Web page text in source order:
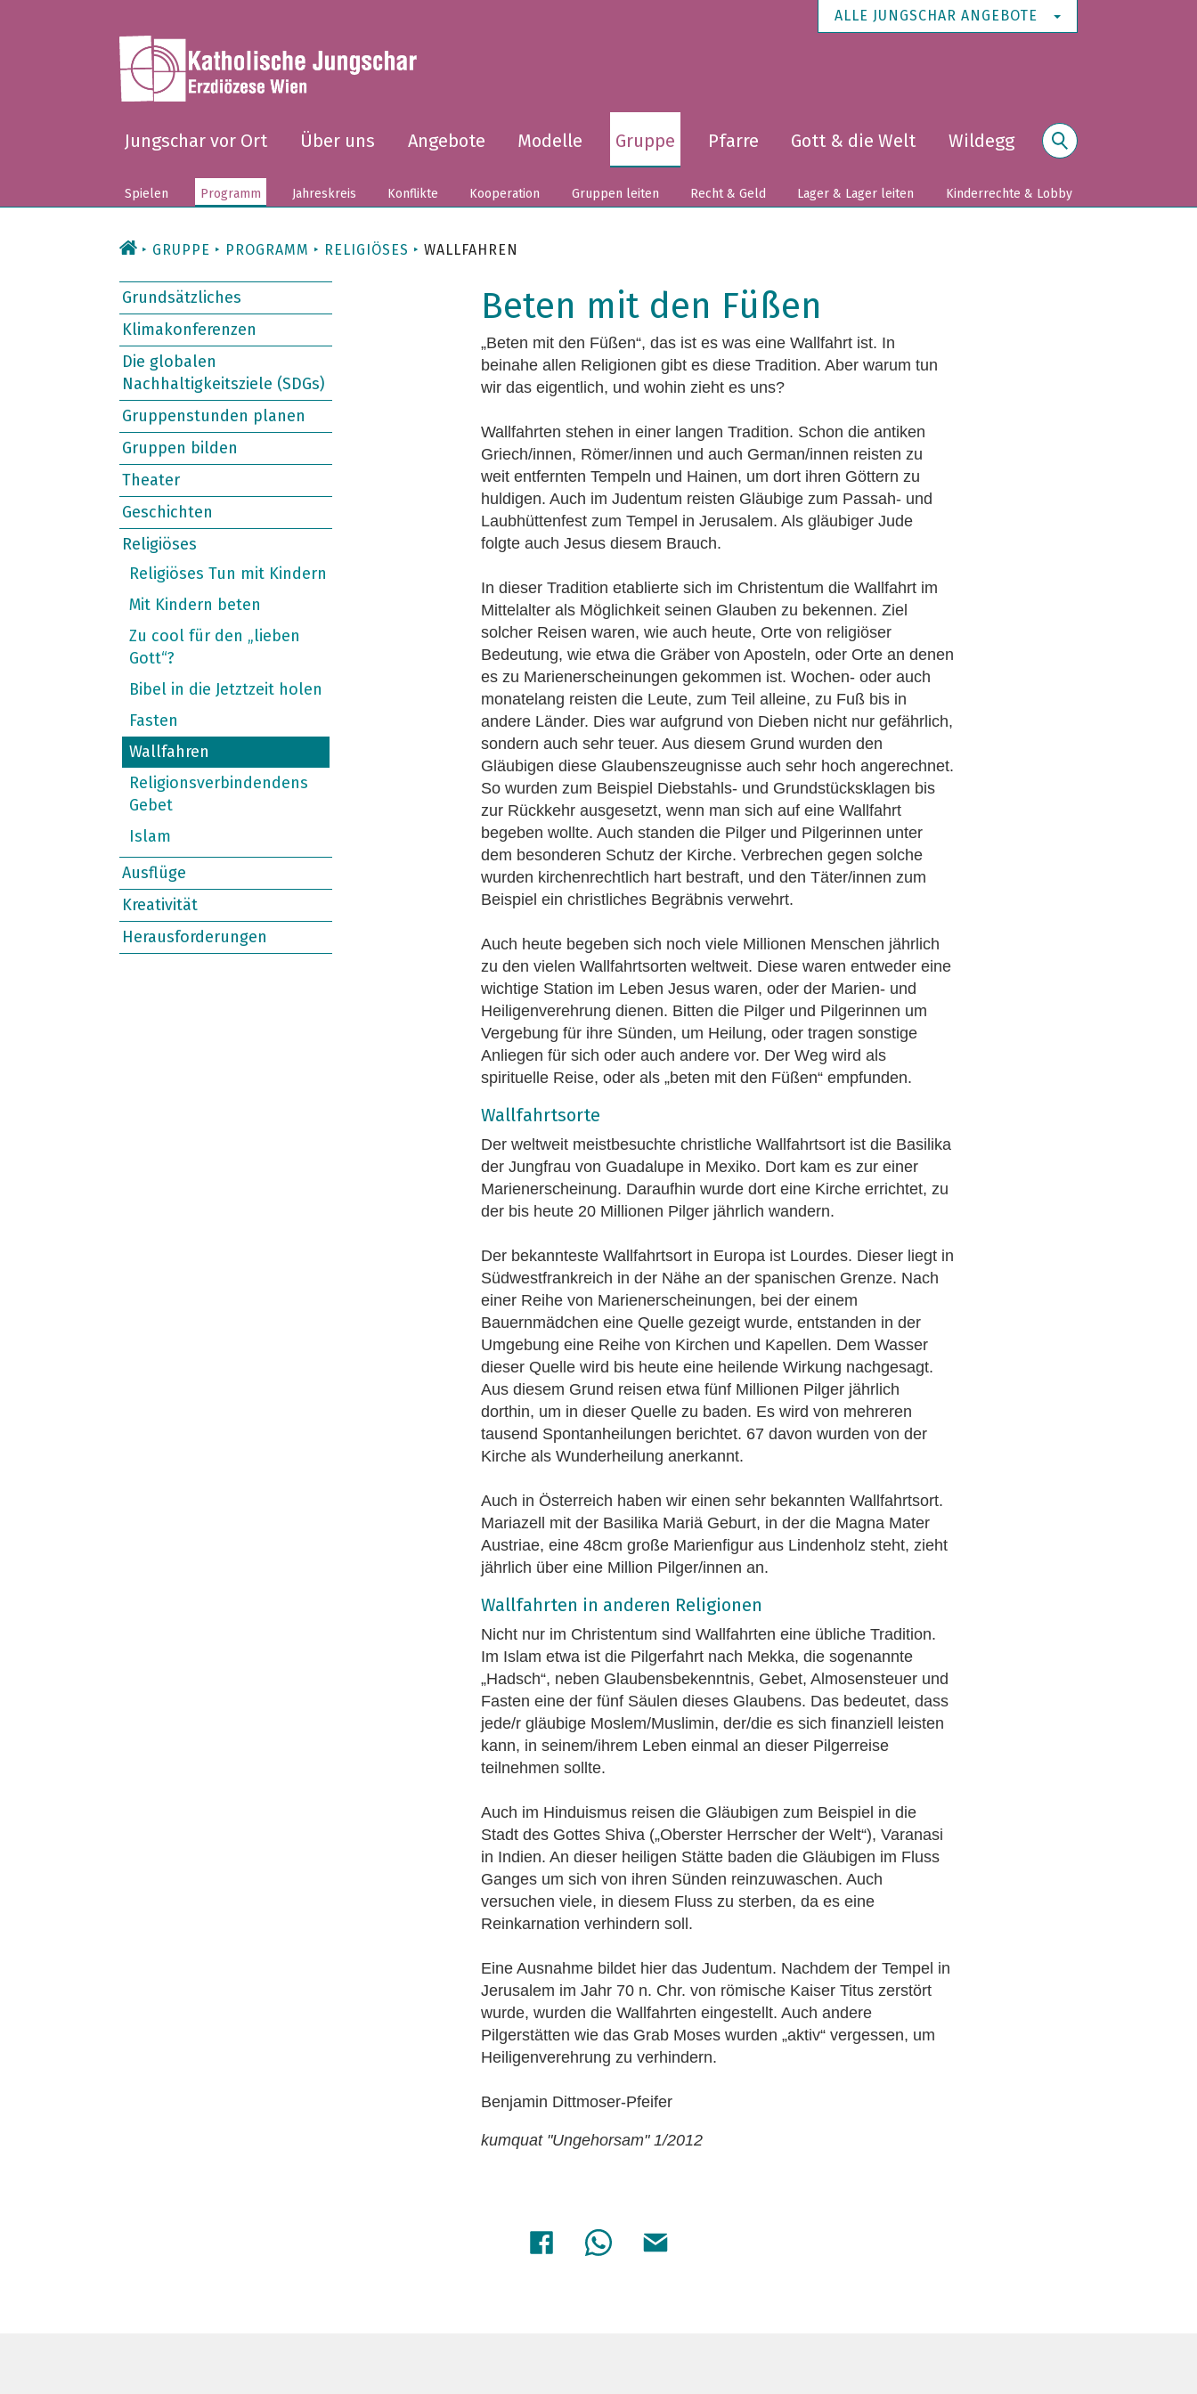
ALLE JUNGSCHAR ANGEBOTE
Jungschar vor Ort Über uns Angebote Modelle Gruppe Pfarre Gott & die Welt Wildegg
Spielen Programm Jahreskreis Konflikte Kooperation Gruppen leiten Recht & Geld Lager & Lager leiten Kinderrechte & Lobby
GRUPPE PROGRAMM RELIGIÖSES WALLFAHREN
Grundsätzliches
Klimakonferenzen
Die globalen
Nachhaltigkeitsziele (SDGs)
Gruppenstunden planen
Gruppen bilden
Theater
Geschichten
Religiöses
Religiöses Tun mit Kindern
Mit Kindern beten
Zu cool für den „lieben
Gott“?
Bibel in die Jetztzeit holen
Fasten
Wallfahren
Religionsverbindendens
Gebet
Islam
Ausflüge
Kreativität
Herausforderungen
Beten mit den Füßen
„Beten mit den Füßen“, das ist es was eine Wallfahrt ist. In
beinahe allen Religionen gibt es diese Tradition. Aber warum tun
wir das eigentlich, und wohin zieht es uns?
Wallfahrten stehen in einer langen Tradition. Schon die antiken
Griech/innen, Römer/innen und auch German/innen reisten zu
weit entfernten Tempeln und Hainen, um dort ihren Göttern zu
huldigen. Auch im Judentum reisten Gläubige zum Passah- und
Laubhüttenfest zum Tempel in Jerusalem. Als gläubiger Jude
folgte auch Jesus diesem Brauch.
In dieser Tradition etablierte sich im Christentum die Wallfahrt im
Mittelalter als Möglichkeit seinen Glauben zu bekennen. Ziel
solcher Reisen waren, wie auch heute, Orte von religiöser
Bedeutung, wie etwa die Gräber von Aposteln, oder Orte an denen
es zu Marienerscheinungen gekommen ist. Wochen- oder auch
monatelang reisten die Leute, zum Teil alleine, zu Fuß bis in
andere Länder. Dies war aufgrund von Dieben nicht nur gefährlich,
sondern auch sehr teuer. Aus diesem Grund wurden den
Gläubigen diese Glaubenszeugnisse auch sehr hoch angerechnet.
So wurden zum Beispiel Diebstahls- und Grundstücksklagen bis
zur Rückkehr ausgesetzt, wenn man sich auf eine Wallfahrt
begeben wollte. Auch standen die Pilger und Pilgerinnen unter
dem besonderen Schutz der Kirche. Verbrechen gegen solche
wurden kirchenrechtlich hart bestraft, und den Täter/innen zum
Beispiel ein christliches Begräbnis verwehrt.
Auch heute begeben sich noch viele Millionen Menschen jährlich
zu den vielen Wallfahrtsorten weltweit. Diese waren entweder eine
wichtige Station im Leben Jesus waren, oder der Marien- und
Heiligenverehrung dienen. Bitten die Pilger und Pilgerinnen um
Vergebung für ihre Sünden, um Heilung, oder tragen sonstige
Anliegen für sich oder auch andere vor. Der Weg wird als
spirituelle Reise, oder als „beten mit den Füßen“ empfunden.
Wallfahrtsorte
Der weltweit meistbesuchte christliche Wallfahrtsort ist die Basilika
der Jungfrau von Guadalupe in Mexiko. Dort kam es zur einer
Marienerscheinung. Daraufhin wurde dort eine Kirche errichtet, zu
der bis heute 20 Millionen Pilger jährlich wandern.
Der bekannteste Wallfahrtsort in Europa ist Lourdes. Dieser liegt in
Südwestfrankreich in der Nähe an der spanischen Grenze. Nach
einer Reihe von Marienerscheinungen, bei der einem
Bauernmädchen eine Quelle gezeigt wurde, entstanden in der
Umgebung eine Reihe von Kirchen und Kapellen. Dem Wasser
dieser Quelle wird bis heute eine heilende Wirkung nachgesagt.
Aus diesem Grund reisen etwa fünf Millionen Pilger jährlich
dorthin, um in dieser Quelle zu baden. Es wird von mehreren
tausend Spontanheilungen berichtet. 67 davon wurden von der
Kirche als Wunderheilung anerkannt.
Auch in Österreich haben wir einen sehr bekannten Wallfahrtsort.
Mariazell mit der Basilika Mariä Geburt, in der die Magna Mater
Austriae, eine 48cm große Marienfigur aus Lindenholz steht, zieht
jährlich über eine Million Pilger/innen an.
Wallfahrten in anderen Religionen
Nicht nur im Christentum sind Wallfahrten eine übliche Tradition.
Im Islam etwa ist die Pilgerfahrt nach Mekka, die sogenannte
„Hadsch“, neben Glaubensbekenntnis, Gebet, Almosensteuer und
Fasten eine der fünf Säulen dieses Glaubens. Das bedeutet, dass
jede/r gläubige Moslem/Muslimin, der/die es sich finanziell leisten
kann, in seinem/ihrem Leben einmal an dieser Pilgerreise
teilnehmen sollte.
Auch im Hinduismus reisen die Gläubigen zum Beispiel in die
Stadt des Gottes Shiva („Oberster Herrscher der Welt“), Varanasi
in Indien. An dieser heiligen Stätte baden die Gläubigen im Fluss
Ganges um sich von ihren Sünden reinzuwaschen. Auch
versuchen viele, in diesem Fluss zu sterben, da es eine
Reinkarnation verhindern soll.
Eine Ausnahme bildet hier das Judentum. Nachdem der Tempel in
Jerusalem im Jahr 70 n. Chr. von römische Kaiser Titus zerstört
wurde, wurden die Wallfahrten eingestellt. Auch andere
Pilgerstätten wie das Grab Moses wurden „aktiv“ vergessen, um
Heiligenverehrung zu verhindern.
Benjamin Dittmoser-Pfeifer
kumquat "Ungehorsam" 1/2012